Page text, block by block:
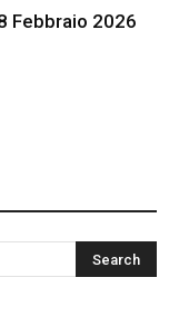
Febbraio 2026